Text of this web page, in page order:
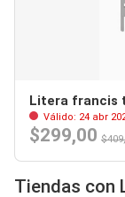
Litera francis
Válido: 24 abr
$299,00
Tiendas con